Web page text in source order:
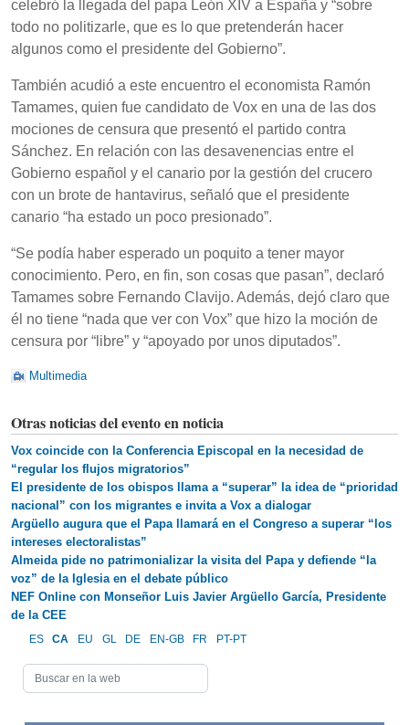
celebró la llegada del papa León XIV a España y “sobre
todo no politizarle, que es lo que pretenderán hacer
algunos como el presidente del Gobierno”.
También acudió a este encuentro el economista Ramón
Tamames, quien fue candidato de Vox en una de las dos
mociones de censura que presentó el partido contra
Sánchez. En relación con las desavenencias entre el
Gobierno español y el canario por la gestión del crucero
con un brote de hantavirus, señaló que el presidente
canario “ha estado un poco presionado”.
“Se podía haber esperado un poquito a tener mayor
conocimiento. Pero, en fin, son cosas que pasan”, declaró
Tamames sobre Fernando Clavijo. Además, dejó claro que
él no tiene “nada que ver con Vox” que hizo la moción de
censura por “libre” y “apoyado por unos diputados”.
Multimedia
Otras noticias del evento en noticia
Vox coincide con la Conferencia Episcopal en la necesidad de
“regular los flujos migratorios”
El presidente de los obispos llama a “superar” la idea de “prioridad
nacional” con los migrantes e invita a Vox a dialogar
Argüello augura que el Papa llamará en el Congreso a superar “los
intereses electoralistas”
Almeida pide no patrimonializar la visita del Papa y defiende “la
voz” de la Iglesia en el debate público
NEF Online con Monseñor Luis Javier Argüello García, Presidente
de la CEE
ES CA EU GL DE EN-GB FR PT-PT